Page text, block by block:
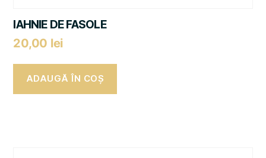
IAHNIE DE FASOLE
20,00 lei
ADAUGĂ ÎN COȘ